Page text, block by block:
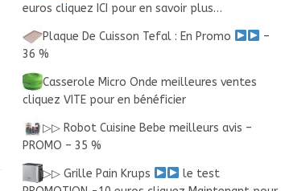
euros cliquez ICI pour en savoir plus…
Plaque De Cuisson Tefal : En Promo
–
36 %
Casserole Micro Onde meilleures ventes
cliquez VITE pour en bénéficier
▷▷ Robot Cuisine Bebe meilleurs avis –
PROMO – 35 %
▷▷ Grille Pain Krups
le test